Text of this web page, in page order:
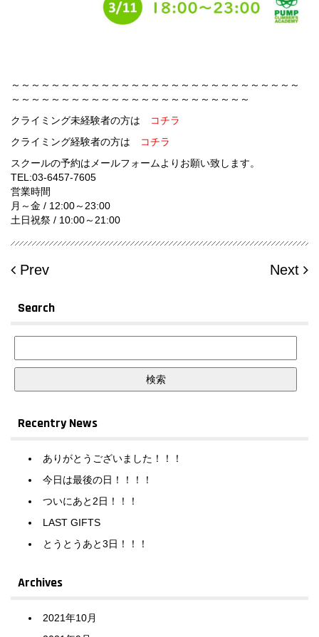
～～～～～～～～～～～～～～～～～～～～～～～～～～～～～
～～～～～～～～～～～～～～～～～～～～～～～～
クライミング未経験者の方は
コチラ
クライミング経験者の方は
コチラ
スクールの予約はメールフォームよりお願い致します。
TEL:03-6457-7605
営業時間
月～金 / 12:00～23:00
土日祝祭 / 10:00～21:00
Prev Next
Search
Recentry News
ありがとうございました！！！
今日は最後の日！！！！
ついにあと2日！！！
LAST GIFTS
とうとうあと3日！！！
Archives
2021年10月